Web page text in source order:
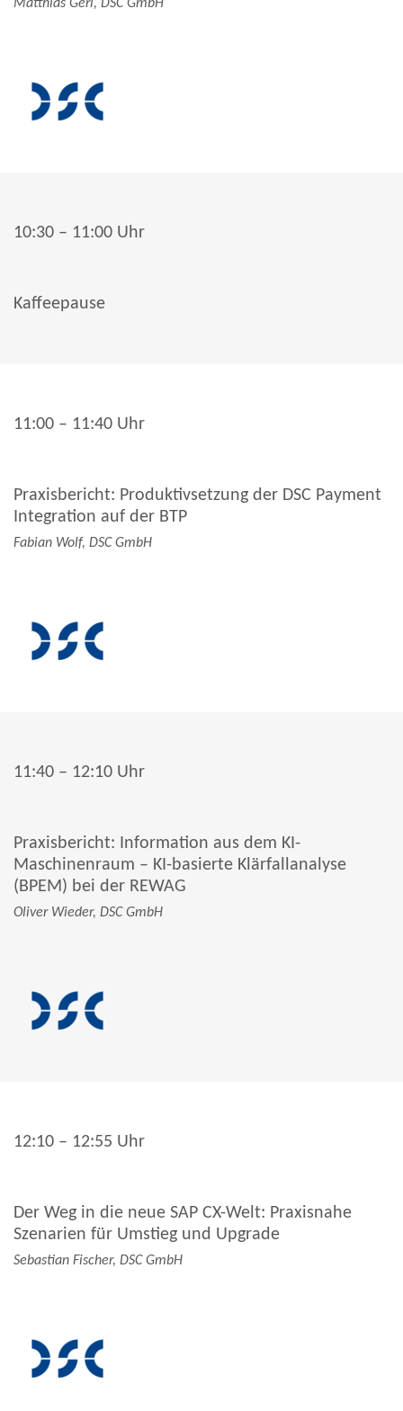
Matthias Gerl, DSC GmbH
10:30 – 11:00 Uhr
Kaffeepause
11:00 – 11:40 Uhr
Praxisbericht: Produktivsetzung der DSC Payment
Integration auf der BTP
Fabian Wolf, DSC GmbH
11:40 – 12:10 Uhr
Praxisbericht: Information aus dem KI-
Maschinenraum – KI-basierte Klärfallanalyse
(BPEM) bei der REWAG
Oliver Wieder, DSC GmbH
12:10 – 12:55 Uhr
Der Weg in die neue SAP CX-Welt: Praxisnahe
Szenarien für Umstieg und Upgrade
Sebastian Fischer, DSC GmbH